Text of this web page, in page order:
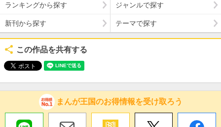
ランキングから探す ジャンルで探す
新刊から探す テーマで探す
この作品を共有する
まんが王国のお得情報を受け取ろう